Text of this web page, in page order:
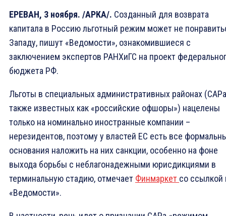
ЕРЕВАН, 3 ноября. /АРКА/. Созданный для возврата
капитала в Россию льготный режим может не
Западу, пишут «Ведомости», ознакомившиеся с
заключением экспертов РАНХиГС на проект
бюджета РФ.
Льготы в специальных административных районах
также известных как «российские офшоры») нацелены
только на номинально иностранные компании –
нерезидентов, поэтому у властей ЕС есть все
основания наложить на них санкции, особенно на фоне
выхода борьбы с неблагонадежными юрисдикциями в
терминальную стадию, отмечает Финмаркет со ссылкой
«Ведомости».